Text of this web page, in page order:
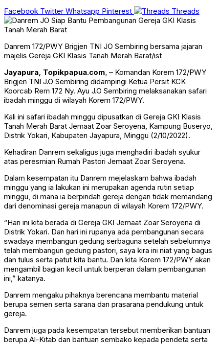
Facebook Twitter Whatsapp Pinterest Threads
Danrem 172/PWY Brigjen TNI JO Sembiring bersama jajaran
majelis Gereja GKI Klasis Tanah Merah Barat/ist
Jayapura, Topikpapua.com, – Komandan Korem 172/PWY
Brigjen TNI J.O Sembiring didampingi Ketua Persit KCK
Koorcab Rem 172 Ny. Ayu J.O Sembiring melaksanakan safari
ibadah minggu di wilayah Korem 172/PWY.
Kali ini safari ibadah minggu dipusatkan di Gereja GKI Klasis
Tanah Merah Barat Jemaat Zoar Seroyena, Kampung Buseryo,
Distrik Yokari, Kabupaten Jayapura, Minggu (2/10/2022).
Kehadiran Danrem sekaligus juga menghadiri ibadah syukur
atas peresmian Rumah Pastori Jemaat Zoar Seroyena.
Dalam kesempatan itu Danrem mejelaskam bahwa ibadah
minggu yang ia lakukan ini merupakan agenda rutin setiap
minggu, di mana ia berpindah gereja dengan tidak memandang
dari denominasi gereja manapun di wilayah Korem 172/PWY.
“Hari ini kita berada di Gereja GKI Jemaat Zoar Seroyena di
Distrik Yokari. Dan hari ini rupanya ada pembangunan secara
swadaya membangun gedung serbaguna setelah sebelumnya
telah membangun gedung pastori, saya kira ini niat yang bagus
dan tulus serta patut kita bantu. Dan kita Korem 172/PWY akan
mengambil bagian kecil untuk berperan dalam pembangunan
ini,” katanya.
Danrem mengaku pihaknya berencana membantu material
berupa semen serta sarana dan prasarana pendukung untuk
gereja.
Danrem juga pada kesempatan tersebut memberikan bantuan
berupa Al-Kitab dan bantuan sembako kepada pendeta serta